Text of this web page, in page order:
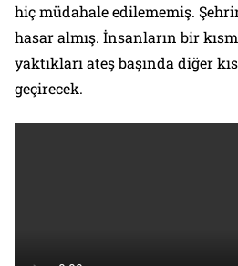
hiç müdahale edilememiş.
hasar almış. İnsanların bir
yaktıkları ateş başında diğer
geçirecek.